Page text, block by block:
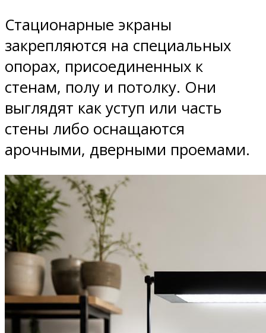
Стационарные экраны
закрепляются на специальных
опорах, присоединенных к
стенам, полу и потолку. Они
выглядят как уступ или часть
стены либо оснащаются
арочными, дверными проемами.